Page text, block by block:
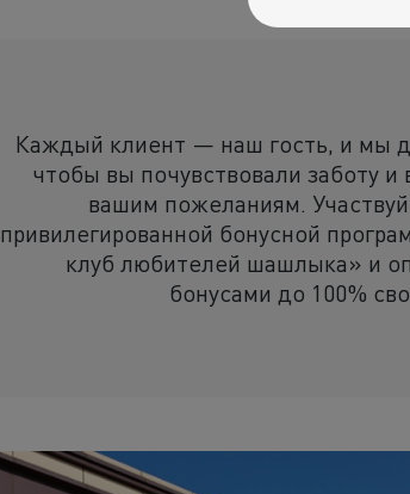
Каждый клиент — наш гость, и мы
чтобы вы почувствовали заботу и
вашим пожеланиям.
привилегированной бонусной
клуб любителей шашлыка» и
бонусами до 100%